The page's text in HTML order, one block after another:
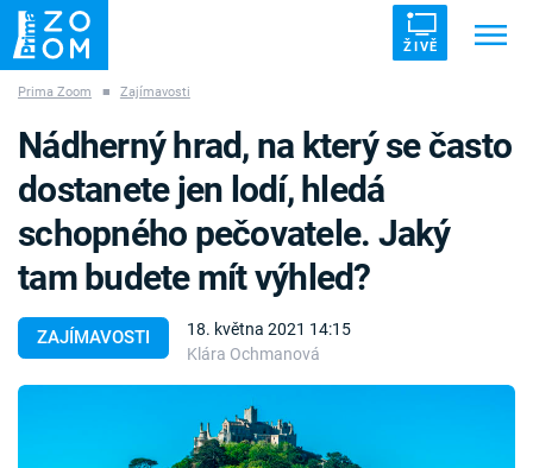
ŽIVĚ
ZÁHADY VETŘELCI DÁVNOVĚKU
Témata
Témata
Prima Zoom ■ Zajímavosti
ZAJÍMAVOSTI
18. května 2021 14:15
Klára Ochmanová
Nádherný hrad, na který se často
dostanete jen lodí, hledá
schopného pečovatele. Jaký
tam budete mít výhled?